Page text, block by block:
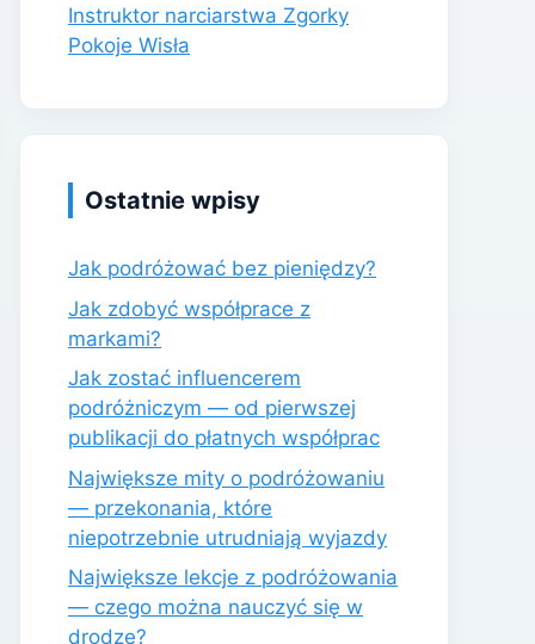
Instruktor narciarstwa Zgorky
Pokoje Wisła
Ostatnie wpisy
Jak podróżować bez pieniędzy?
Jak zdobyć współprace z
markami?
Jak zostać influencerem
podróżniczym — od pierwszej
publikacji do płatnych współprac
Największe mity o podróżowaniu
— przekonania, które
niepotrzebnie utrudniają wyjazdy
Największe lekcje z podróżowania
— czego można nauczyć się w
drodze?